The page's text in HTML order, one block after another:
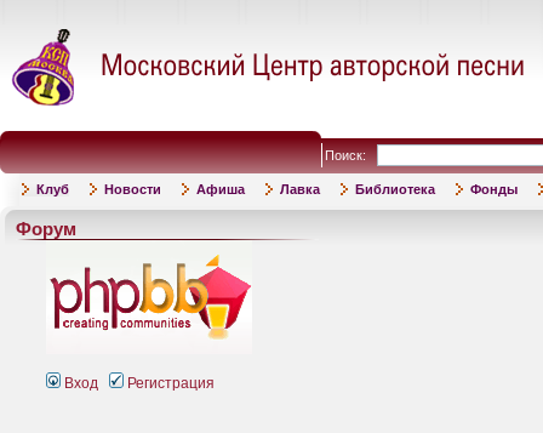
Поиск:
Клуб Новости Афиша Лавка Библиотека Фонды
Форум
Вход Регистрация